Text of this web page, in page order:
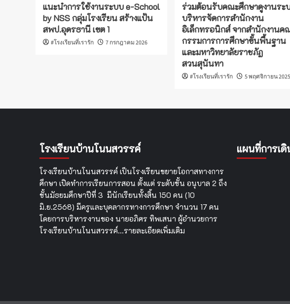
แนะนำการใช้งานระบบ e-School
by NSS กลุ่มโรงเรียน สร้างแป้น
สพป.อุดรธานี เขต 1
#โรงเรียนที่เรารัก 7 กรกฎาคม 2026
ร่วมต้อนรับคณะศึกษาดูงานระ
บริหารจัดการสำนักงาน
อิเล็กทรอนิกส์ จากสำนักงานค
กรรมการการศึกษาขั้นพื้นฐาน
และมหาวิทยาลัยราชภัฏ
สวนสุนันทา
#โรงเรียนที่เรารัก 5 พฤศจิกายน 2025
โรงเรียนบ้านโนนสวรรค์
โรงเรียนบ้านโนนสวรรค์ เป็นโรงเรียนขยายโอกาสทางการ
ศึกษา เปิดทำการเรียนการสอน ตั้งแต่ ระดับชั้น อนุบาล 2 ถึง
ชั้นมัธยมศึกษาปีที่ 3 มีนักเรียนทั้งสิ้น 150 คน (10
มิ.ย.2568) มีครูและบุคลากรทางการศึกษา จำนวน 17 คน
โดยการบริหารงานของ นายอภิศร ทิพเสนา ผู้อำนวยการ
โรงเรียนบ้านโนนสวรรค์…รายละเอียดเพิ่มเติม
แผนที่การเดิ